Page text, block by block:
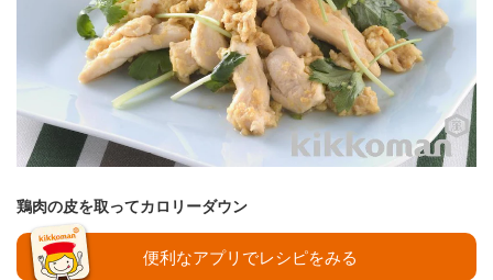
鶏肉の皮を取ってカロリーダウン
便利なアプリでレシピをみる